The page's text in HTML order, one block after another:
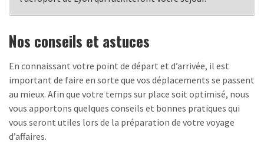
Nos conseils et astuces
En connaissant votre point de départ et d’arrivée, il est
important de faire en sorte que vos déplacements se passent
au mieux. Afin que votre temps sur place soit optimisé, nous
vous apportons quelques conseils et bonnes pratiques qui
vous seront utiles lors de la préparation de votre voyage
d’affaires.